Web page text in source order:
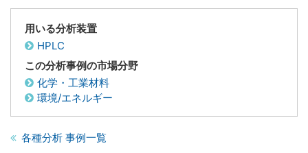
用いる分析装置
HPLC
この分析事例の市場分野
化学・工業材料
環境/エネルギー
各種分析 事例一覧